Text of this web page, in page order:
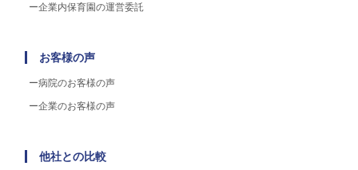
企業内保育園の運営委託
お客様の声
病院のお客様の声
企業のお客様の声
他社との比較